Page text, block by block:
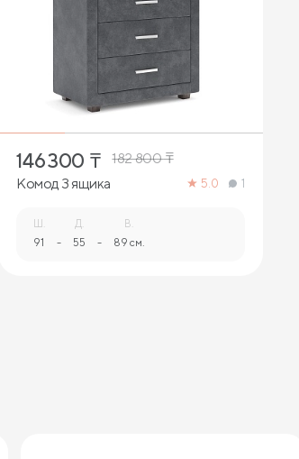
146 300 ₸ 182 800₸
Комод 3 ящика
5.0 1
91 -
Д.
55 -
В.
89 см.